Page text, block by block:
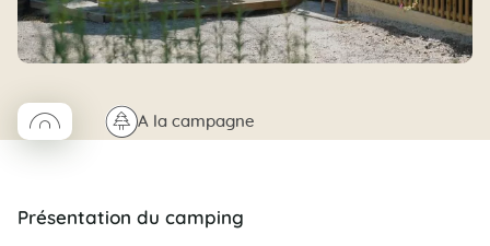
◯Coco rond🌲A la campagne
Présentation du camping